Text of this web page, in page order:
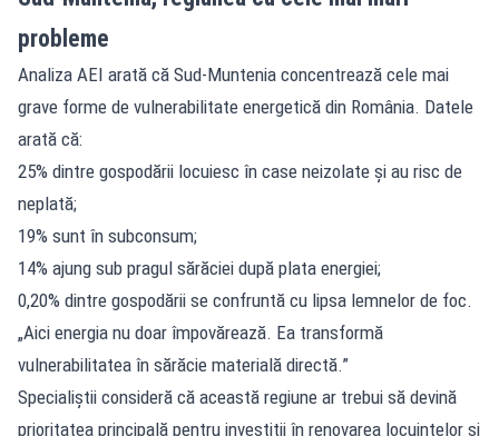
probleme
Analiza AEI arată că Sud-Muntenia concentrează cele mai
grave forme de vulnerabilitate energetică din România. Datele
arată că:
25% dintre gospodării locuiesc în case neizolate și au risc de
neplată;
19% sunt în subconsum;
14% ajung sub pragul sărăciei după plata energiei;
0,20% dintre gospodării se confruntă cu lipsa lemnelor de foc.
„Aici energia nu doar împovărează. Ea transformă
vulnerabilitatea în sărăcie materială directă.”
Specialiștii consideră că această regiune ar trebui să devină
prioritatea principală pentru investiții în renovarea locuințelor și